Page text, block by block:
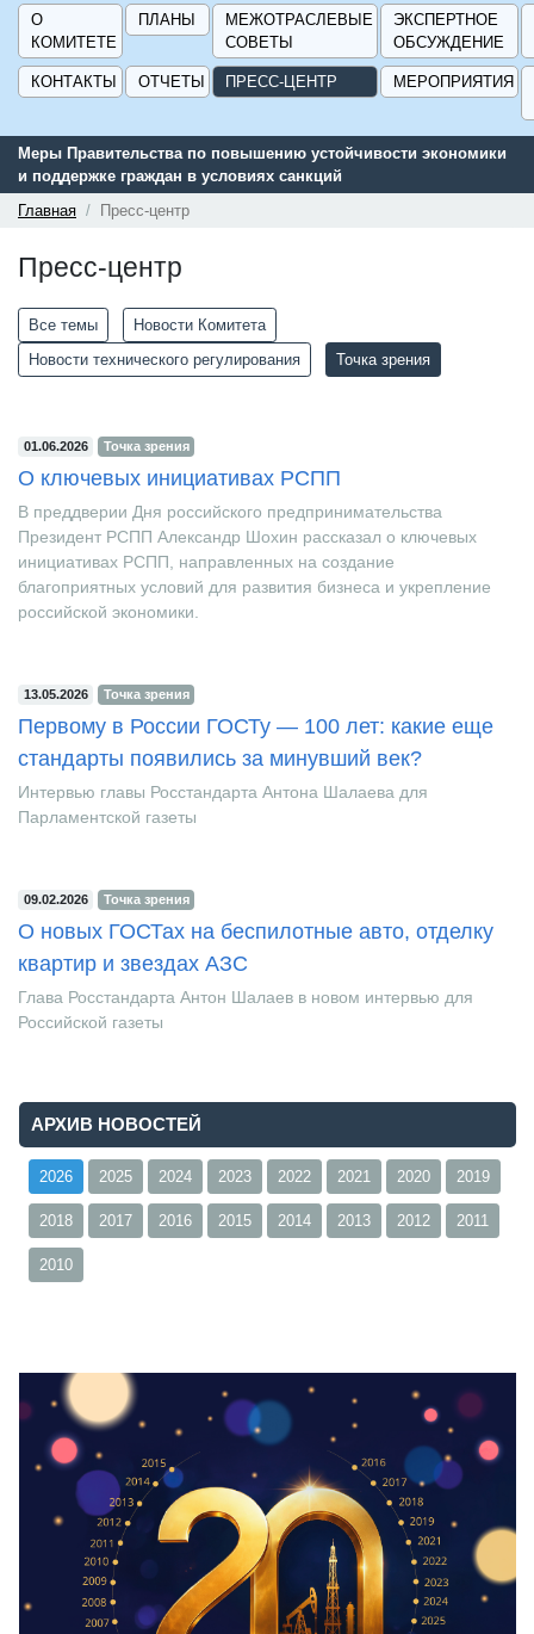
О
КОМИТЕТЕ
ПЛАНЫ
МЕЖОТРАСЛЕВЫЕ
СОВЕТЫ
ЭКСПЕРТНОЕ
ОБСУЖДЕНИЕ
КОНТАКТЫ ОТЧЕТЫ ПРЕСС-ЦЕНТР МЕРОПРИЯТИЯ
Меры Правительства по повышению устойчивости экономики
и поддержке граждан в условиях санкций
Главная
Пресс-центр
Пресс-центр
Все темы
Новости Комитета
Новости технического регулирования
Точка зрения
01.06.2026 Точка зрения
О ключевых инициативах РСПП
В преддверии Дня российского предпринимательства
Президент РСПП Александр Шохин рассказал о ключевых
инициативах РСПП, направленных на создание
благоприятных условий для развития бизнеса и укрепление
российской экономики.
13.05.2026 Точка зрения
Первому в России ГОСТу — 100 лет: какие еще
стандарты появились за минувший век?
Интервью главы Росстандарта Антона Шалаева для
Парламентской газеты
09.02.2026 Точка зрения
О новых ГОСТах на беспилотные авто, отделку
квартир и звездах АЗС
Глава Росстандарта Антон Шалаев в новом интервью для
Российской газеты
АРХИВ НОВОСТЕЙ
2026 2025 2024 2023 2022 2021 2020 2019
2018 2017 2016 2015 2014 2013 2012 2011
2010